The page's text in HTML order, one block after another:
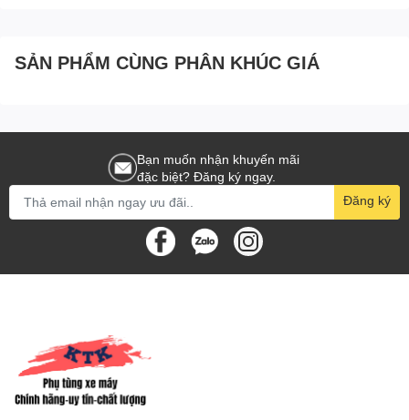
SẢN PHẨM CÙNG PHÂN KHÚC GIÁ
Bạn muốn nhận khuyến mãi
đặc biệt? Đăng ký ngay.
Đăng ký